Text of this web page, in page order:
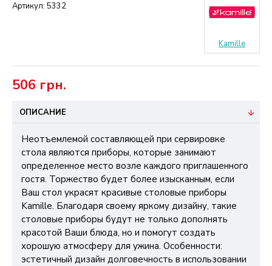
506 грн.
Артикул: 5332
Kamille
ОПИСАНИЕ
Неотъемлемой составляющей при сервировке
стола являются приборы, которые занимают
определенное место возле каждого приглашенного
гостя. Торжество будет более изысканным, если
Ваш стол украсят красивые столовые приборы
Kamille. Благодаря своему яркому дизайну, такие
столовые приборы будут не только дополнять
красотой Ваши блюда, но и помогут создать
хорошую атмосферу для ужина. Особенности:
эстетичный дизайн долговечность в использовании